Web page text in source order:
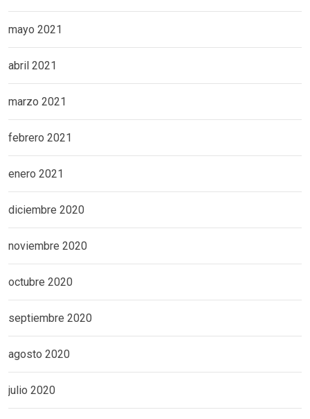
mayo 2021
abril 2021
marzo 2021
febrero 2021
enero 2021
diciembre 2020
noviembre 2020
octubre 2020
septiembre 2020
agosto 2020
julio 2020